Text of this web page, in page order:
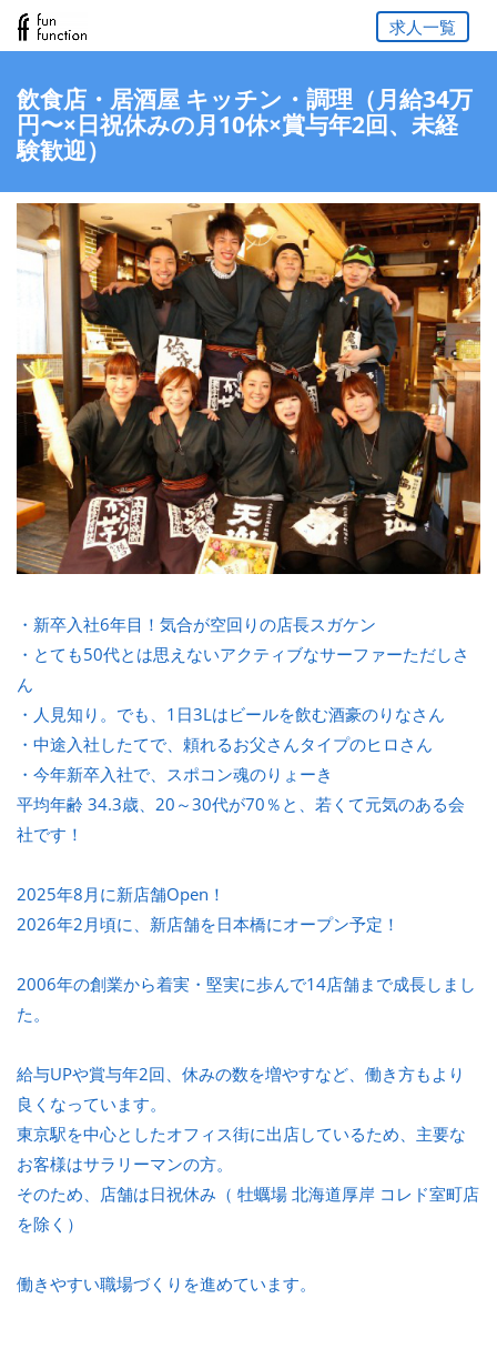
求人一覧
飲食店・居酒屋 キッチン・調理（月給34万
円〜×日祝休みの月10休×賞与年2回、未経
験歓迎）
・新卒入社6年目！気合が空回りの店長スガケン
・とても50代とは思えないアクティブなサーファーただしさ
ん
・人見知り。でも、1日3Lはビールを飲む酒豪のりなさん
・中途入社したてで、頼れるお父さんタイプのヒロさん
・今年新卒入社で、スポコン魂のりょーき
平均年齢 34.3歳、20～30代が70％と、若くて元気のある会
社です！
2025年8月に新店舗Open！
2026年2月頃に、新店舗を日本橋にオープン予定！
2006年の創業から着実・堅実に歩んで14店舗まで成長しまし
た。
給与UPや賞与年2回、休みの数を増やすなど、働き方もより
良くなっています。
東京駅を中心としたオフィス街に出店しているため、主要な
お客様はサラリーマンの方。
そのため、店舗は日祝休み（ 牡蠣場 北海道厚岸 コレド室町店
を除く）
働きやすい職場づくりを進めています。